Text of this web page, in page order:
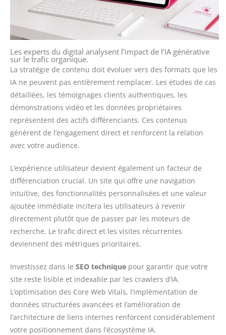
Les experts du digital analysent l’impact de l’IA générative
sur le trafic organique.
La stratégie de contenu doit évoluer vers des formats que les
IA ne peuvent pas entièrement remplacer. Les études de cas
détaillées, les témoignages clients authentiques, les
démonstrations vidéo et les données propriétaires
représentent des actifs différenciants. Ces contenus
génèrent de l’engagement direct et renforcent la relation
avec votre audience.
L’expérience utilisateur devient également un facteur de
différenciation crucial. Un site qui offre une navigation
intuitive, des fonctionnalités personnalisées et une valeur
ajoutée immédiate incitera les utilisateurs à revenir
directement plutôt que de passer par les moteurs de
recherche. Le trafic direct et les visites récurrentes
deviennent des métriques prioritaires.
Investissez dans le SEO technique pour garantir que votre
site reste lisible et indexable par les crawlers d’IA.
L’optimisation des Core Web Vitals, l’implémentation de
données structurées avancées et l’amélioration de
l’architecture de liens internes renforcent considérablement
votre positionnement dans l’écosystème IA.